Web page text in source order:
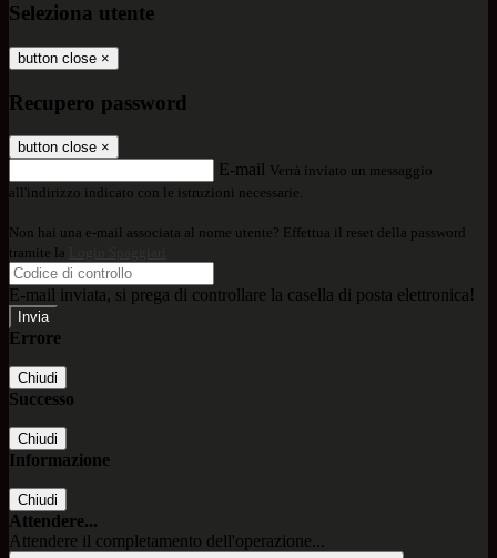
Seleziona utente
button close ×
Recupero password
button close ×
E-mail Verrà inviato un messaggio
all'indirizzo indicato con le istruzioni necessarie.
Non hai una e-mail associata al nome utente? Effettua il reset della password
tramite la
E-mail inviata, si prega di controllare la casella di posta elettronica!
Errore
Chiudi
Successo
Chiudi
Informazione
Chiudi
Attendere...
Attendere il completamento dell'operazione...